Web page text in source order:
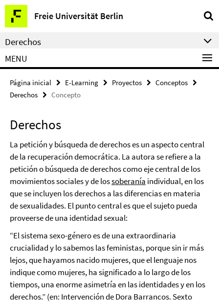
Springe
direkt
zu
Inhalt
Freie Universität Berlin
Herramientas
de
navegación
Derechos
MENU
Página inicial E-Learning Proyectos
Conceptos
Derechos
Concepto
Derechos
La petición y búsqueda de derechos es un aspecto central
de la recuperación democrática. La autora se refiere a la
petición o búsqueda de derechos como eje central de los
movimientos sociales y de lossoberanía individual, en los
que se incluyen los derechos a las diferencias en materia
de sexualidades. El punto central es que el sujeto pueda
proveerse de una identidad sexual:
“El sistema sexo-género es de una extraordinaria
crucialidad y lo sabemos las feministas, porque sin ir más
lejos, que hayamos nacido mujeres, que el lenguaje nos
indique como mujeres, ha significado a lo largo de los
tiempos, una enorme asimetría en las identidades y en los
derechos.” (en: Intervención de Dora Barrancos. Sexto